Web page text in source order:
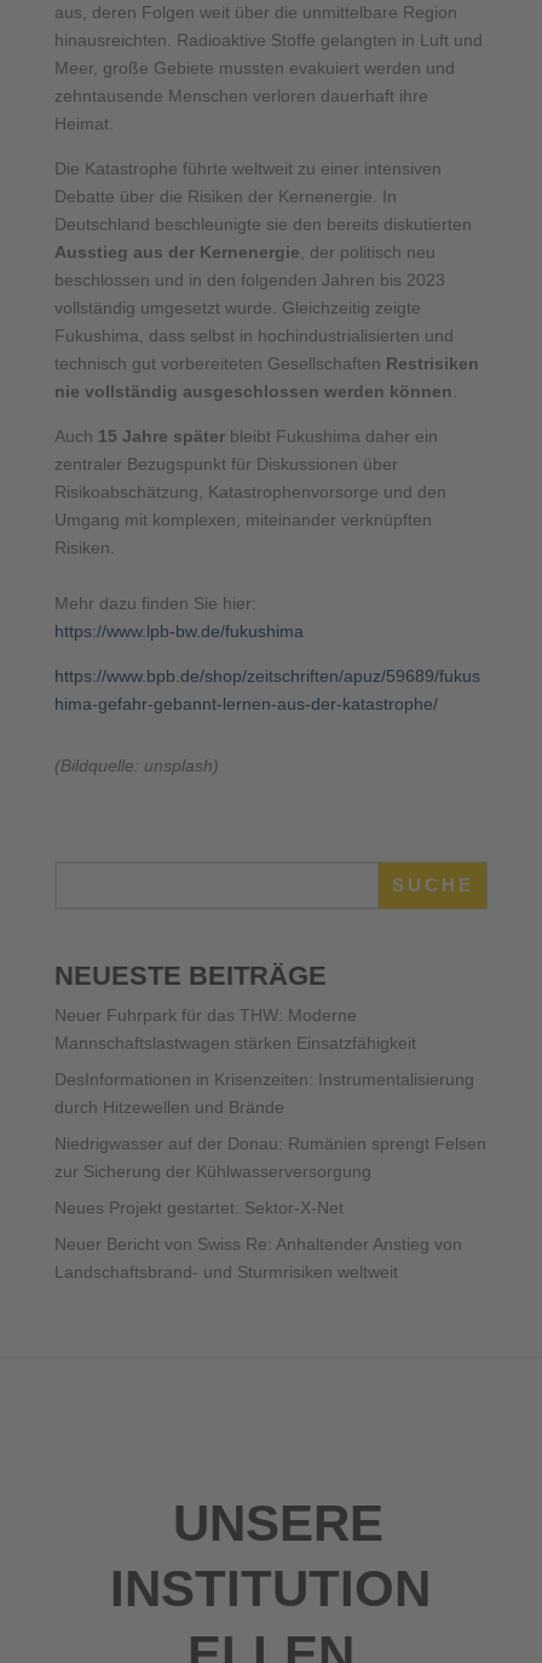
aus, deren Folgen weit über die unmittelbare Region
hinausreichten. Radioaktive Stoffe gelangten in Luft und
Meer, große Gebiete mussten evakuiert werden und
zehntausende Menschen verloren dauerhaft ihre
Heimat.
Die Katastrophe führte weltweit zu einer intensiven
Debatte über die Risiken der Kernenergie. In
Deutschland beschleunigte sie den bereits diskutierten
Ausstieg aus der Kernenergie , der politisch neu
beschlossen und in den folgenden Jahren bis 2023
vollständig umgesetzt wurde. Gleichzeitig zeigte
Fukushima, dass selbst in hochindustrialisierten und
technisch gut vorbereiteten Gesellschaften Restrisiken
nie vollständig ausgeschlossen werden können
Auch 15 Jahre späterbleibt Fukushima daher ein
zentraler Bezugspunkt für Diskussionen über
Risikoabschätzung, Katastrophenvorsorge und den
Umgang mit komplexen, miteinander verknüpften
Risiken.
Mehr dazu finden Sie hier:
https://www.lpb-bw.de/fukushima
https://www.bpb.de/shop/zeitschriften/apuz/59689/fukus
hima-gefahr-gebannt-lernen-aus-der-katastrophe/
(Bildquelle: unsplash)
SUCHE
NEUESTE BEITRÄGE
Neuer Fuhrpark für das THW: Moderne
Mannschaftslastwagen stärken Einsatzfähigkeit
DesInformationen in Krisenzeiten: Instrumentalisierung
durch Hitzewellen und Brände
Niedrigwasser auf der Donau: Rumänien sprengt Felsen
zur Sicherung der Kühlwasserversorgung
Neues Projekt gestartet: Sektor-X-Net
Neuer Bericht von Swiss Re: Anhaltender Anstieg von
Landschaftsbrand- und Sturmrisiken weltweit
UNSERE
INSTITUTION